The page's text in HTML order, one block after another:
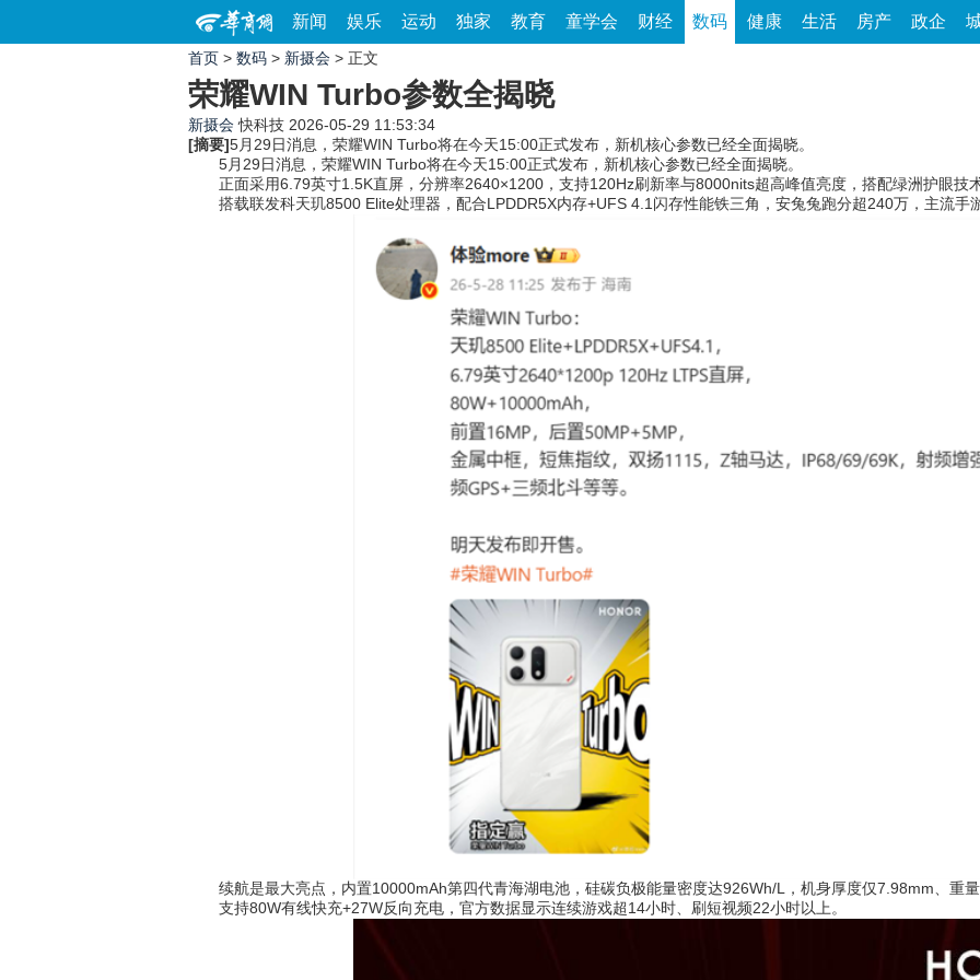
新闻 娱乐 运动 独家 教育 童学会 财经 数码 健康 生活 房产 政企
首页 > 数码 > 新摄会 > 正文
荣耀WIN Turbo参数全揭晓
新摄会 快科技 2026-05-29 11:53:34
[摘要]5月29日消息，荣耀WIN Turbo将在今天15:00正式发布，新机核心参数已经全面揭晓。
5月29日消息，荣耀WIN Turbo将在今天15:00正式发布，新机核心参数已经全面揭晓。
正面采用6.79英寸1.5K直屏，分辨率2640×1200，支持120Hz刷新率与8000nits超高峰值亮度，搭配绿洲护眼技
搭载联发科天玑8500 Elite处理器，配合LPDDR5X内存+UFS 4.1闪存性能铁三角，安兔兔跑分超240万，主流手
续航是最大亮点，内置10000mAh第四代青海湖电池，硅碳负极能量密度达926Wh/L，机身厚度仅7.98mm、重
支持80W有线快充+27W反向充电，官方数据显示连续游戏超14小时、刷短视频22小时以上。